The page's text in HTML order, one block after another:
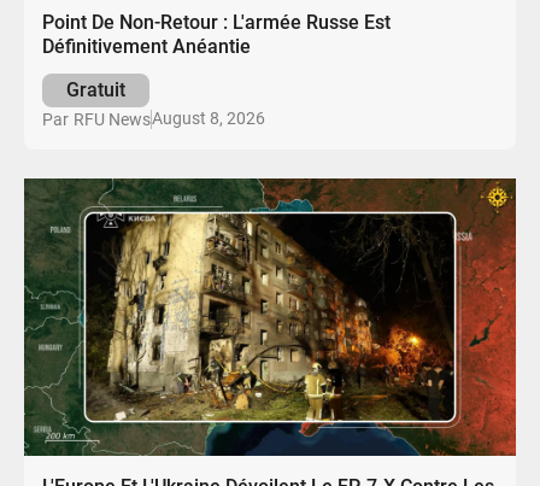
Point De Non-Retour : L'armée Russe Est
Définitivement Anéantie
Gratuit
Par RFU NewsAugust 8, 2026